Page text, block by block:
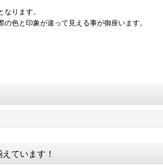
なります。
色と印象が違って見える事が御座います。
ています！